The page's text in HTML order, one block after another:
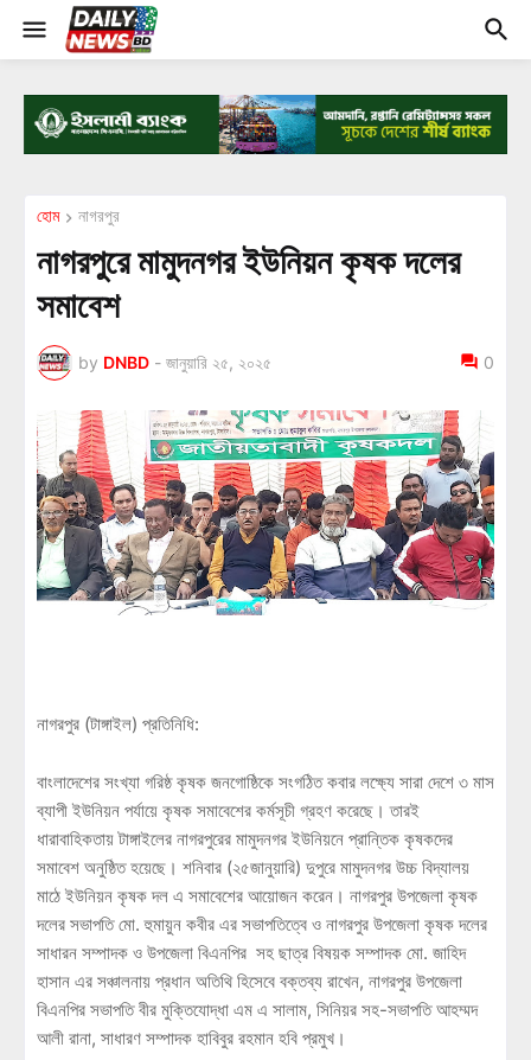
হোম নাগরপুর
নাগরপুরে মামুদনগর ইউনিয়ন কৃষক দলের
সমাবেশ
by DNBD - জানুয়ারি ২৫, ২০২৫ 0
নাগরপুর (টাঙ্গাইল) প্রতিনিধি:
বাংলাদেশের সংখ্যা গরিষ্ঠ কৃষক জনগোষ্ঠিকে সংগঠিত কবার লক্ষ্যে সারা দেশে ৩ মাস
ব্যাপী ইউনিয়ন পর্যায়ে কৃষক সমাবেশের কর্মসূচী গ্রহণ করেছে। তারই
ধারাবাহিকতায় টাঙ্গাইলের নাগরপুরের মামুদনগর ইউনিয়নে প্রান্তিক কৃষকদের
সমাবেশ অনুষ্ঠিত হয়েছে। শনিবার (২৫জানুয়ারি) দুপুরে মামুদনগর উচ্চ বিদ্যালয়
মাঠে ইউনিয়ন কৃষক দল এ সমাবেশের আয়োজন করেন। নাগরপুর উপজেলা কৃষক
দলের সভাপতি মো. হুমায়ুন কবীর এর সভাপতিত্বে ও নাগরপুর উপজেলা কৃষক দলের
সাধারন সম্পাদক ও উপজেলা বিএনপির সহ ছাত্র বিষয়ক সম্পাদক মো. জাহিদ
হাসান এর সঞ্চালনায় প্রধান অতিথি হিসেবে বক্তব্য রাখেন, নাগরপুর উপজেলা
বিএনপির সভাপতি বীর মুক্তিযোদ্ধা এম এ সালাম, সিনিয়র সহ-সভাপতি আহম্মদ
আলী রানা, সাধারণ সম্পাদক হাবিবুর রহমান হবি প্রমুখ।